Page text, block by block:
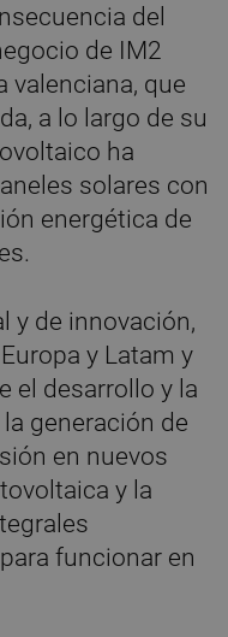
del
de IM2
valenciana, que
a lo largo de su
ha
solares con
energética de
y de innovación,
y Latam y
el desarrollo y la
generación de
en nuevos
y la
funcionar en